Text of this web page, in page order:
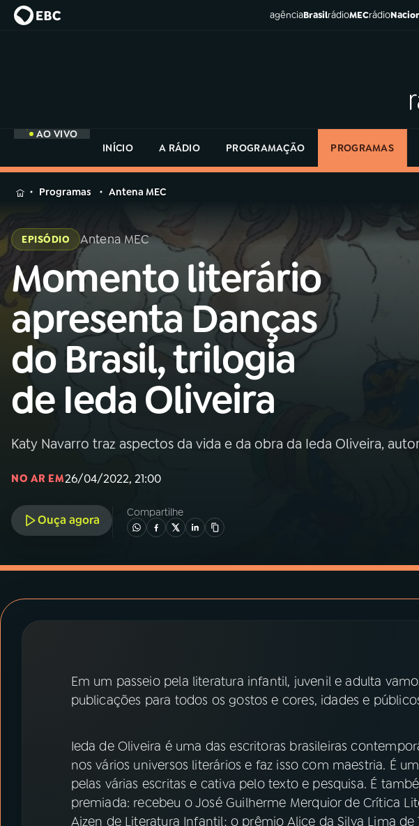
agênciaBrasilrádioMECrádio
AO VIVO
INÍCIO
A RÁDIO PROGRAMAÇÃO PROGRAMAS
MENU
Buscar
na
Rádio
MEC
Buscar
AO VIVO
01INÍCIO
02A RÁDIO
03PROGRAMAÇÃO
05PODCASTS
PRÊMIO RÁDIO MEC
YouTube Facebook
Instagram X
na
Rádio
Programas Antena MEC
EPISÓDIO Antena MEC
Momento literário
apresenta Danças
do Brasil, trilogia
de Ieda Oliveira
Katy Navarro traz aspectos da vida e da obra da Ieda Oliveira,
NO AR EM26/04/2022, 21:00
Ouça agora
Compartilhe
Em um passeio pela literatura infantil, juvenil e adulta
publicações para todos os gostos e cores, idades e
Ieda de Oliveira é uma das escritoras brasileiras
nos vários universos literários e faz isso com maestria. É
pelas várias escritas e cativa pelo texto e pesquisa. É
premiada: recebeu o José Guilherme Merquior de Crítica
Aizen de Literatura Infantil; o prêmio Alice da Silva Lima